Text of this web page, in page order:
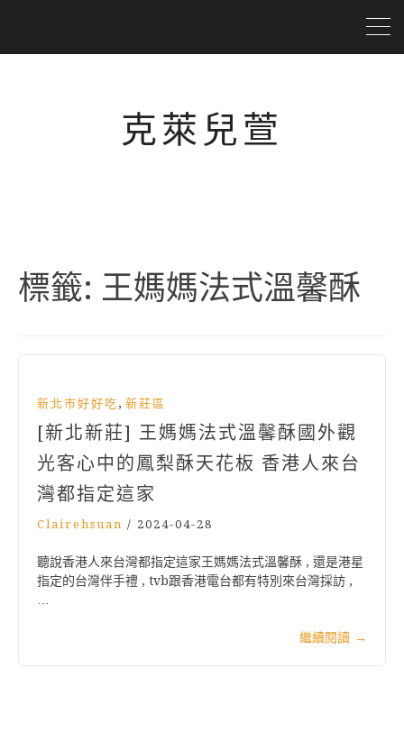
克萊兒萱
標籤: 王媽媽法式溫馨酥
新北市好好吃 , 新莊區
[新北新莊] 王媽媽法式溫馨酥國外觀
光客心中的鳳梨酥天花板 香港人來台
灣都指定這家
Clairehsuan / 2024-04-28
聽說香港人來台灣都指定這家王媽媽法式溫馨酥​ , 還是港星
指定的台灣伴手禮 , tvb跟香港電台都有特別來台灣採訪 ,
繼續閱讀 →